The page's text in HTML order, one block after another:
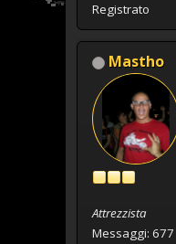
Registrato
Mastho
Attrezzista
Messaggi: 677